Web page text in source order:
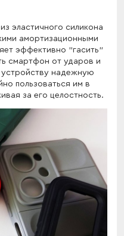
эластичного силикона
амортизационными
эффективно "гасить"
смартфон от ударов и
устройству надежную
пользоваться им в
за его целостность.